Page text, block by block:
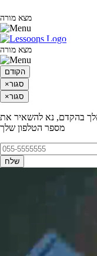
מצא מורה
מצא מורה
הקודם
×סגור
×סגור
בהקדם, נא להשאיר את
מספר הטלפון שלך
שלח